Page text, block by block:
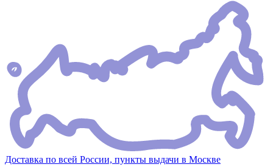
Доставка по всей России, пункты выдачи в Москве